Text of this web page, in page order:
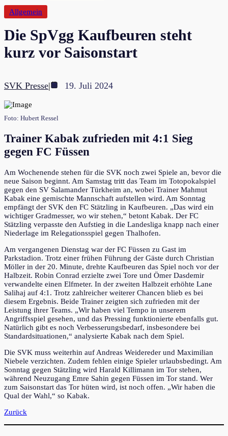
Allgemein
Die SpVgg Kaufbeuren steht
kurz vor Saisonstart
SVK Presse| 19. Juli 2024
Foto: Hubert Ressel
Trainer Kabak zufrieden mit 4:1 Sieg
gegen FC Füssen
Am Wochenende stehen für die SVK noch zwei Spiele an, bevor die
neue Saison beginnt. Am Samstag tritt das Team im Totopokalspiel
gegen den SV Salamander Türkheim an, wobei Trainer Mahmut
Kabak eine gemischte Mannschaft aufstellen wird. Am Sonntag
empfängt der SVK den FC Stätzling in Kaufbeuren. „Das wird ein
wichtiger Gradmesser, wo wir stehen,“ betont Kabak. Der FC
Stätzling verpasste den Aufstieg in die Landesliga knapp nach einer
Niederlage im Relegationsspiel gegen Thalhofen.
Am vergangenen Dienstag war der FC Füssen zu Gast im
Parkstadion. Trotz einer frühen Führung der Gäste durch Christian
Möller in der 20. Minute, drehte Kaufbeuren das Spiel noch vor der
Halbzeit. Robin Conrad erzielte zwei Tore und Ömer Dasdemir
verwandelte einen Elfmeter. In der zweiten Halbzeit erhöhte Lane
Salihaj auf 4:1. Trotz zahlreicher weiterer Chancen blieb es bei
diesem Ergebnis. Beide Trainer zeigten sich zufrieden mit der
Leistung ihrer Teams. „Wir haben viel Tempo in unserem
Angriffsspiel gesehen, und das Pressing funktionierte ebenfalls gut.
Natürlich gibt es noch Verbesserungsbedarf, insbesondere bei
Standardsituationen,“ analysierte Kabak nach dem Spiel.
Die SVK muss weiterhin auf Andreas Weidereder und Maximilian
Niebele verzichten. Zudem fehlen einige Spieler urlaubsbedingt. Am
Sonntag gegen Stätzling wird Harald Killimann im Tor stehen,
während Neuzugang Emre Sahin gegen Füssen im Tor stand. Wer
zum Saisonstart das Tor hüten wird, ist noch offen. „Wir haben die
Qual der Wahl,“ so Kabak.
Zurück